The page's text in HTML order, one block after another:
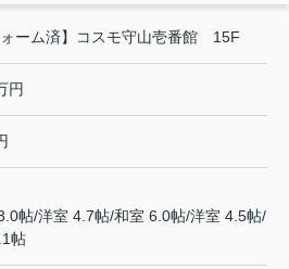
ォーム済】コスモ守山壱番館 15F
円
帖/洋室 4.7帖/和室 6.0帖/洋室 4.5帖/
帖